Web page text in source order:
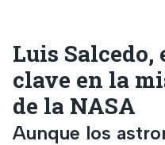
Luis
clave en la
de la NASA
Aunque los